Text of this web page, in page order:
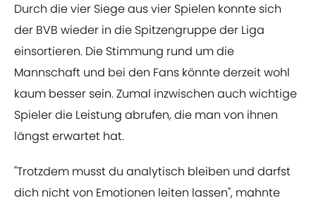
Durch die vier Siege aus vier Spielen konnte sich
der BVB wieder in die Spitzengruppe der Liga
einsortieren. Die Stimmung rund um die
Mannschaft und bei den Fans könnte derzeit wohl
kaum besser sein. Zumal inzwischen auch wichtige
Spieler die Leistung abrufen, die man von ihnen
längst erwartet hat.
"Trotzdem musst du analytisch bleiben und darfst
dich nicht von Emotionen leiten lassen", mahnte